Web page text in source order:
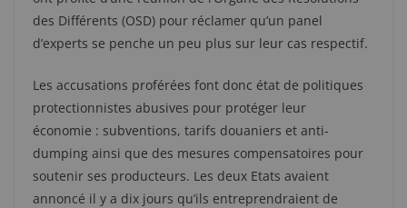
des Différents (OSD) pour réclamer qu’un panel
d’experts se penche un peu plus sur leur cas respectif.
Les accusations proférées font donc état de politiques
protectionnistes abusives pour protéger leur
économie : subventions, tarifs douaniers et anti-
dumping ainsi que des mesures compensatoires pour
soutenir ses producteurs. Les deux Etats avaient
annoncé il y a dix jours qu’ils entreprendraient de